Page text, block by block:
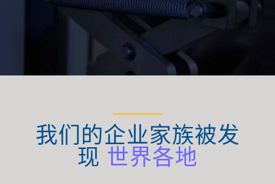
我们的企业家族被发
现 世界各地